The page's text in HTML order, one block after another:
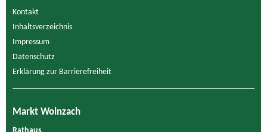
Kontakt
Inhaltsverzeichnis
Impressum
Datenschutz
Erklärung zur Barrierefreiheit
Markt Wolnzach